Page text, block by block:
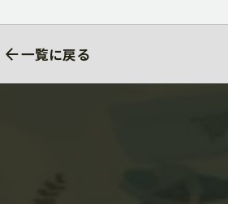
一覧に戻る